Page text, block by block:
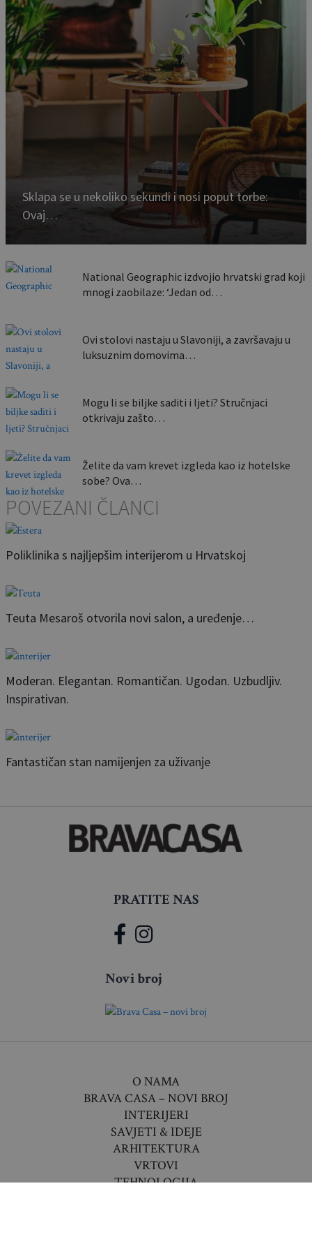
Sklapa se u nekoliko sekundi i nosi poput torbe:
Ovaj…
National Geographic izdvojio hrvatski grad koji
mnogi zaobilaze: ‘Jedan od…
Ovi stolovi nastaju u Slavoniji, a završavaju u
luksuznim domovima…
Mogu li se biljke saditi i ljeti? Stručnjaci
otkrivaju zašto…
Želite da vam krevet izgleda kao iz hotelske
sobe? Ova…
POVEZANI ČLANCI
Poliklinika s najljepšim interijerom u Hrvatskoj
Teuta Mesaroš otvorila novi salon, a uređenje…
Moderan. Elegantan. Romantičan. Ugodan. Uzbudljiv.
Inspirativan.
Fantastičan stan namijenjen za uživanje
PRATITE NAS
Novi broj
O NAMA
BRAVA CASA – NOVI BROJ
INTERIJERI
SAVJETI & IDEJE
ARHITEKTURA
VRTOVI
TEHNOLOGIJA